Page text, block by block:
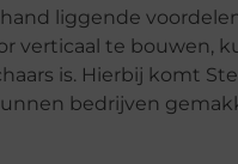
liggende
verticaal te bouwen,
is. Hierbij komt
bedrijven